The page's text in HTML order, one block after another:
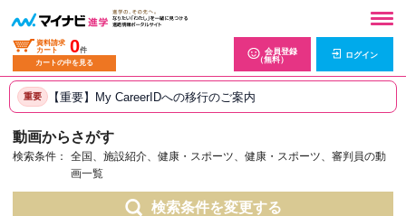
資料請求
カート
0件
カートの中を見る
会員登録
（無料）
ログイン
重要 【重要】My CareerIDへの移行のご案内
動画からさがす
検索条件：
全国、施設紹介、健康・スポーツ、健康・スポーツ、審判員の動
画一覧
検索条件を変更する